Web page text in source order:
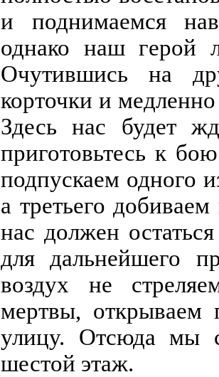
и поднимаемся
однако наш герой
Очутившись на
корточки и
Здесь нас будет
приготовьтесь к
подпускаем одного
а третьего
нас должен
для дальнейшего
воздух не
мертвы, открываем
улицу. Отсюда мы
шестой этаж.